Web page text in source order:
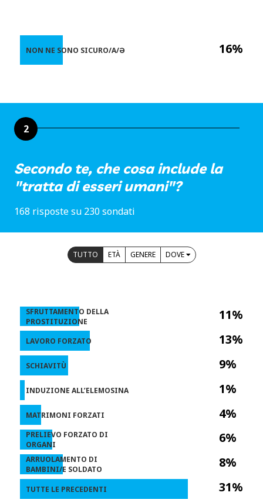
16%
NON NE SONO SICURO/A/Ə
2
Secondo te, che cosa include la
"tratta di esseri umani"?
168 risposte su 230 sondati
TUTTO ETÀ GENERE DOVE
11%
13%
9%
1%
4%
6%
8%
31%
SFRUTTAMENTO DELLA
PROSTITUZIONE
LAVORO FORZATO
SCHIAVITÙ
INDUZIONE ALL’ELEMOSINA
MATRIMONI FORZATI
PRELIEVO FORZATO DI
ORGANI
ARRUOLAMENTO DI
BAMBINI/E SOLDATO
TUTTE LE PRECEDENTI